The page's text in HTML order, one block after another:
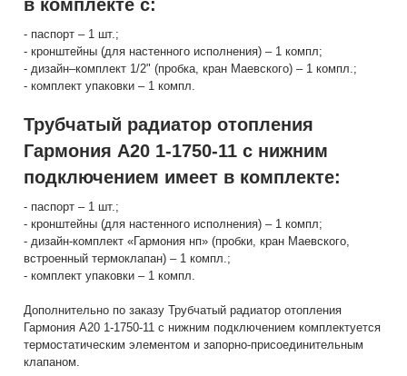
в комплекте с:
- паспорт – 1 шт.;
- кронштейны (для настенного исполнения) – 1 компл;
- дизайн–комплект 1/2" (пробка, кран Маевского) – 1 компл.;
- комплект упаковки – 1 компл.
Трубчатый радиатор отопления
Гармония А20 1-1750-11 с нижним
подключением имеет в комплекте:
- паспорт – 1 шт.;
- кронштейны (для настенного исполнения) – 1 компл;
- дизайн-комплект «Гармония нп» (пробки, кран Маевского,
встроенный термоклапан) – 1 компл.;
- комплект упаковки – 1 компл.
Дополнительно по заказу Трубчатый радиатор отопления
Гармония А20 1-1750-11 с нижним подключением комплектуется
термостатическим элементом и запорно-присоединительным
клапаном.